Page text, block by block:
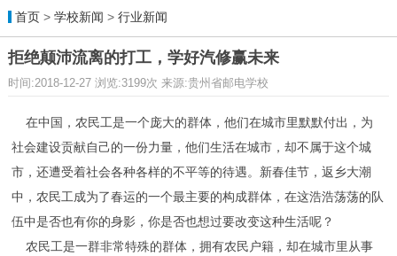
首页> 学校新闻 > 行业新闻
拒绝颠沛流离的打工，学好汽修赢未来
时间:2018-12-27 浏览:3199次 来源:贵州省邮电学校
在中国，农民工是一个庞大的群体，他们在城市里默默付出，为
社会建设贡献自己的一份力量，他们生活在城市，却不属于这个城
市，还遭受着社会各种各样的不平等的待遇。新春佳节，返乡大潮
中，农民工成为了春运的一个最主要的构成群体，在这浩浩荡荡的队
伍中是否也有你的身影，你是否也想过要改变这种生活呢？
农民工是一群非常特殊的群体，拥有农民户籍，却在城市里从事